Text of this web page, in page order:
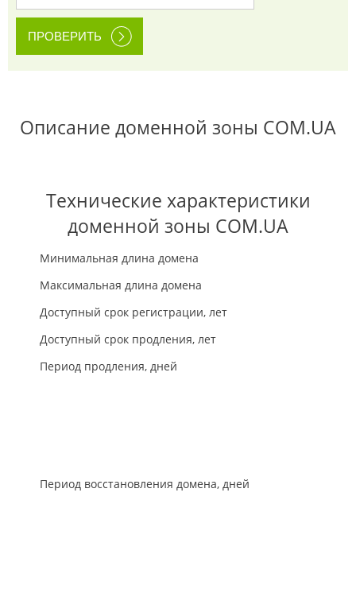
Описание доменной зоны COM.UA
Технические характеристики
доменной зоны COM.UA
Минимальная длина домена
Максимальная длина домена
Доступный срок регистрации, лет
Доступный срок продления, лет
Период продления, дней
Период восстановления домена, дней